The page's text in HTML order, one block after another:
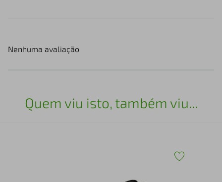
Nenhuma avaliação
Quem viu isto, também viu...